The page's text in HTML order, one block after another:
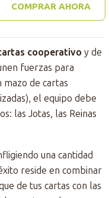
COMPRAR AHORA
cooperativo y de
fuerzas para
mazo de cartas
el equipo debe
las Jotas, las Reinas
una cantidad
reside en combinar
de tus cartas con las